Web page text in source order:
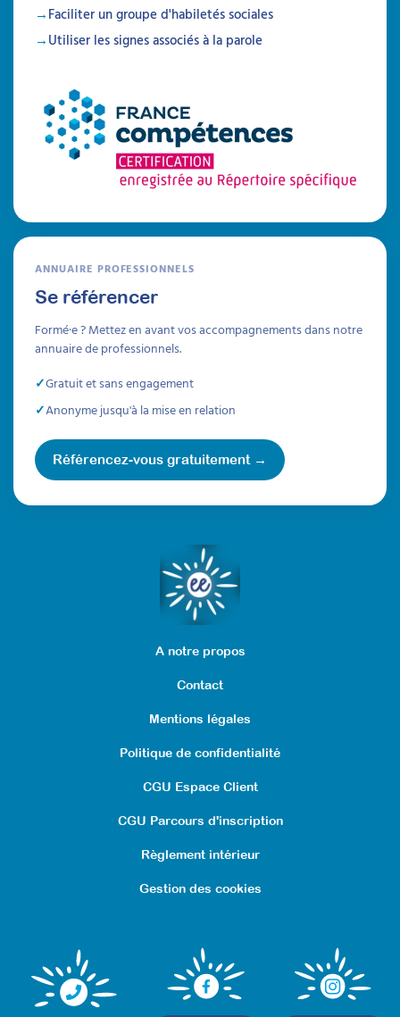
psycho-éducatifs
des adultes avec TSA
Cette formation pratique permet d’avoir une
méthodologie de pratique qui peut être
médiations, en tenant compte des centres
d’intérêt de l'adulte autiste.
Evaluer un adulte avec TSA
et outils
Cette formation permet d’avoir un panel
d’outils d’évaluations globales ou par
domaines qui permet à tout professionnel
d’ajuster ensuite sa pratique au quotidien en
Faciliter un groupe d'habiletés sociales
Utiliser les signes associés à la parole
ANNUAIRE PROFESSIONNELS
Se référencer
Formé·e ? Mettez en avant vos accompagnements dans notre
annuaire de professionnels.
Gratuit et sans engagement
Anonyme jusqu'à la mise en relation
Référencez-vous gratuitement →
A notre propos
Contact
Mentions légales
Politique de confidentialité
CGU Espace Client
CGU Parcours d'inscription
Règlement intérieur
Gestion des cookies